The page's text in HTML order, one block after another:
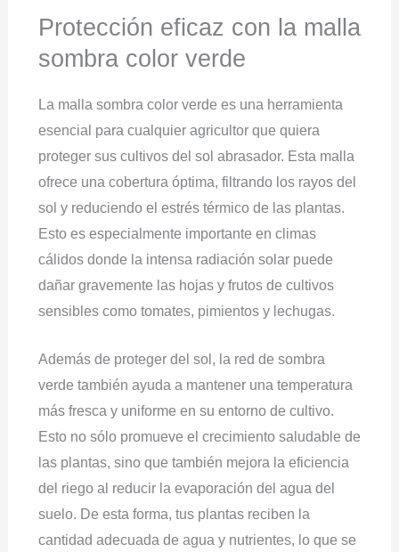
Protección eficaz con la malla
sombra color verde
La malla sombra color verde es una herramienta
esencial para cualquier agricultor que quiera
proteger sus cultivos del sol abrasador. Esta malla
ofrece una cobertura óptima, filtrando los rayos del
sol y reduciendo el estrés térmico de las plantas.
Esto es especialmente importante en climas
cálidos donde la intensa radiación solar puede
dañar gravemente las hojas y frutos de cultivos
sensibles como tomates, pimientos y lechugas.
Además de proteger del sol, la red de sombra
verde también ayuda a mantener una temperatura
más fresca y uniforme en su entorno de cultivo.
Esto no sólo promueve el crecimiento saludable de
las plantas, sino que también mejora la eficiencia
del riego al reducir la evaporación del agua del
suelo. De esta forma, tus plantas reciben la
cantidad adecuada de agua y nutrientes, lo que se